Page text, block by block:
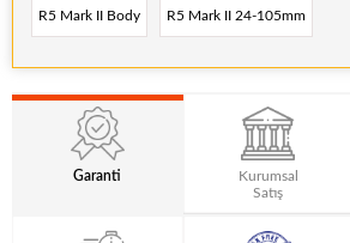
R5 Mark II Body R5 Mark II 24-105mm
Garanti
Kurumsal
Satış